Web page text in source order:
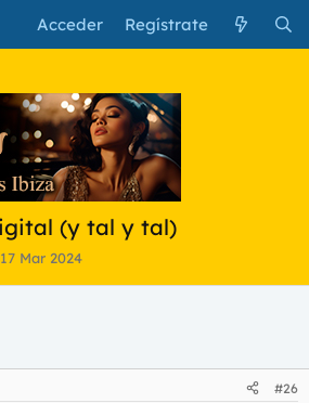
Acceder Regístrate
(y tal y tal)
F
e
17 Mar 2024
#26